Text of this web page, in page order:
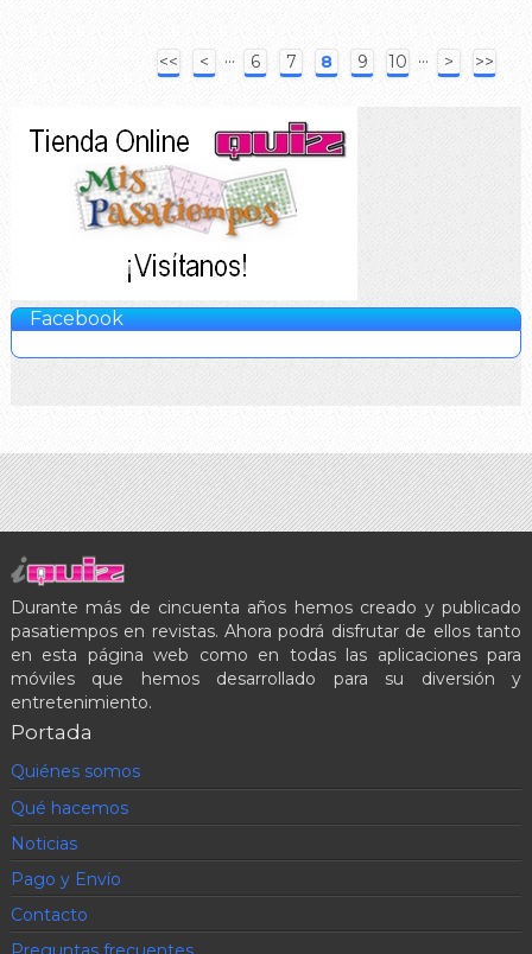
<< < ··· 6 7 8 9 10 ··· > >>
Facebook
Durante más de cincuenta años hemos creado y publicado
pasatiempos en revistas. Ahora podrá disfrutar de ellos tanto
en esta página web como en todas las aplicaciones para
móviles que hemos desarrollado para su diversión y
entretenimiento.
Portada
Quiénes somos
Qué hacemos
Noticias
Pago y Envío
Contacto